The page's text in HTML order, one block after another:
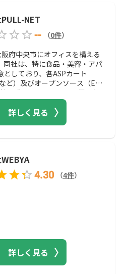
NET
--
（0件）
府中央市にオフィスを構える
同社は、特に食品・美容・アパ
としており、各ASPカート
ど）及びオープンソース（EC-
開発のPULL-SHOP2を用いた
能です。 また、SEO対策や広告
で実践し、100%インバウン
ウハウがあることも安心要素
応。食品関係の企業であれ
力ある企業です。
詳しく見る
4.30
（4件）
詳しく見る